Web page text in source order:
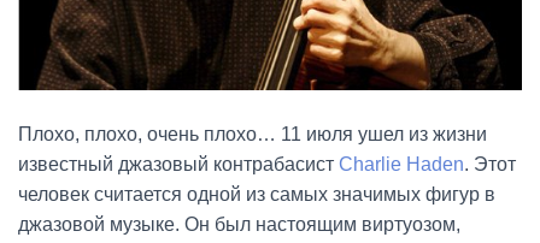
Плохо, плохо, очень плохо… 11 июля ушел из жизни
известный джазовый контрабасист Charlie Haden. Этот
человек считается одной из самых значимых фигур в
джазовой музыке. Он был настоящим виртуозом,